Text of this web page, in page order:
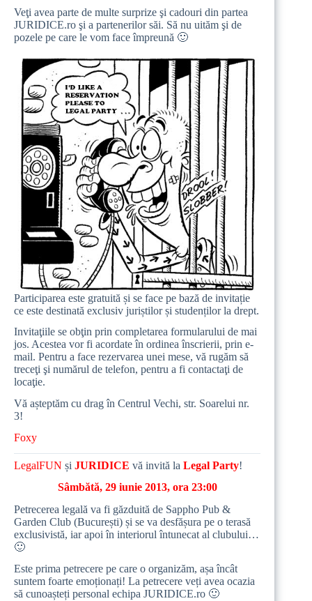
Veţi avea parte de multe surprize şi cadouri din partea
JURIDICE.ro şi a partenerilor săi. Să nu uităm şi de
pozele pe care le vom face împreună 🙂
Participarea este gratuită și se face pe bază de invitație
ce este destinată exclusiv juriștilor și studenților la drept.
Invitaţiile se obţin prin completarea formularului de mai
jos. Acestea vor fi acordate în ordinea înscrierii, prin e-
mail. Pentru a face rezervarea unei mese, vă rugăm să
treceţi şi numărul de telefon, pentru a fi contactaţi de
locaţie.
Vă așteptăm cu drag în Centrul Vechi, str. Soarelui nr.
3!
Foxy
LegalFUN și JURIDICE vă invită la Legal Party!
Sâmbătă, 29 iunie 2013, ora 23:00
Petrecerea legală va fi găzduită de Sappho Pub &
Garden Club (București) și se va desfășura pe o terasă
exclusivistă, iar apoi în interiorul întunecat al clubului…
🙂
Este prima petrecere pe care o organizăm, așa încât
suntem foarte emoționați! La petrecere veți avea ocazia
să cunoașteți personal echipa JURIDICE.ro 🙂